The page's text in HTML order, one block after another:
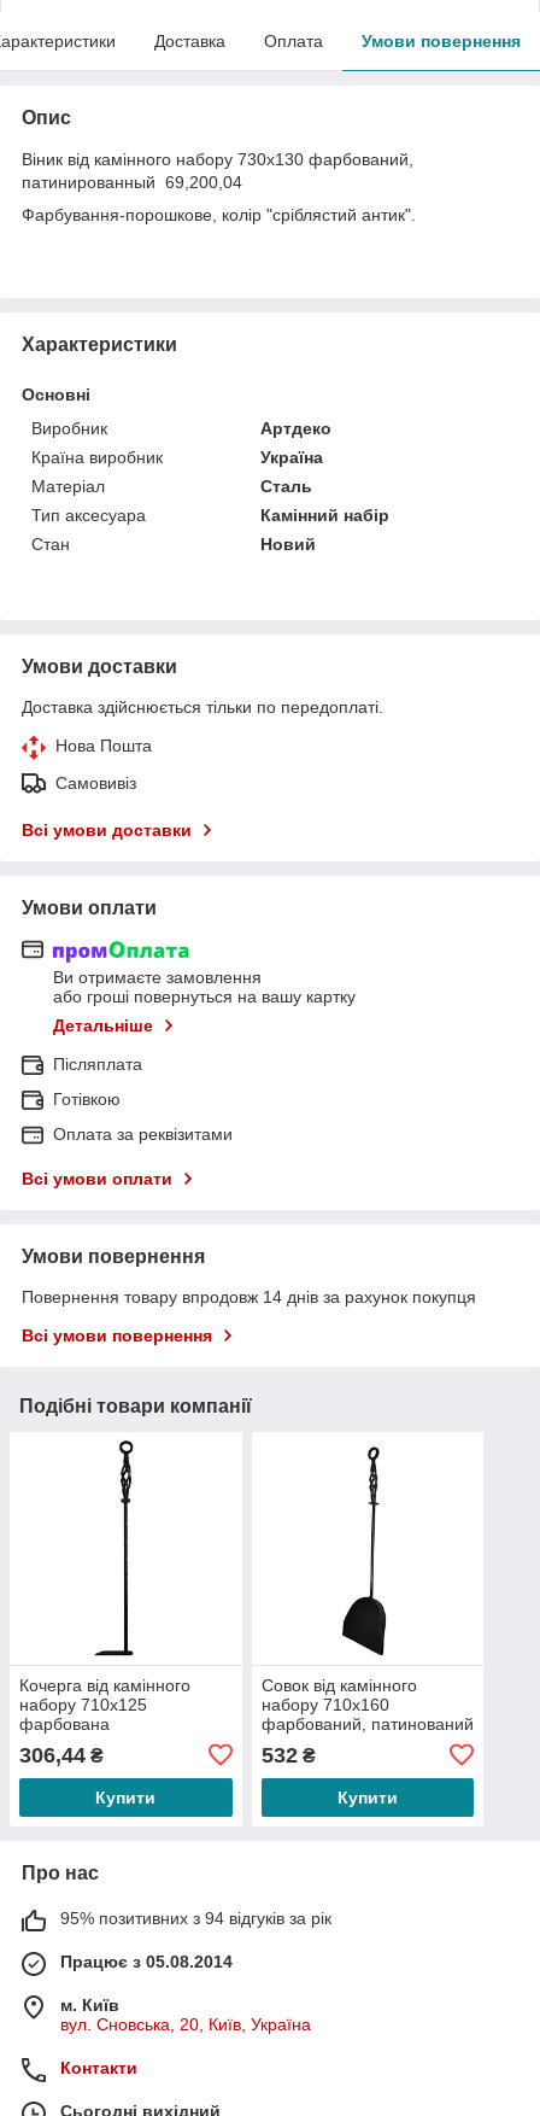
Доставка Оплата Умови повернення
Опис
Віник від камінного набору 730x130 фарбований,
патинированный 69,200,04
Фарбування-порошкове, колір "сріблястий антик".
Характеристики
Основні
Виробник
Артдеко
Країна виробник
Україна
Матеріал
Сталь
Тип аксесуара
Камінний набір
Стан
Новий
Умови доставки
Доставка здійснюється тільки по передоплаті.
Нова Пошта
Самовивіз
Всі умови доставки
Умови оплати
Ви отримаєте замовлення
або гроші повернуться на вашу картку
Детальніше
Післяплата
Готівкою
Оплата за реквізитами
Всі умови оплати
Умови повернення
Повернення товару впродовж 14 днів за рахунок покупця
Всі умови повернення
Подібні товари компанії
Кочерга від камінного
набору 710х125
фарбована
306,44 ₴
Купити
Совок від камінного
набору 710x160
фарбований, патинований
532₴
Купити
Про нас
95% позитивних з 94 відгуків за рік
Працює з 05.08.2014
м. Київ
вул. Сновська, 20, Київ, Україна
Контакти
Сьогодні вихідний